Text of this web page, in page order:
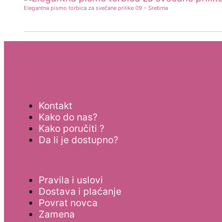
Elegantna pismo torbica za svečane prilike 09 – Srebrna
Kontakt
Kako do nas?
Kako poručiti ?
Da li je dostupno?
Pravila i uslovi
Dostava i plaćanje
Povrat novca
Zamena